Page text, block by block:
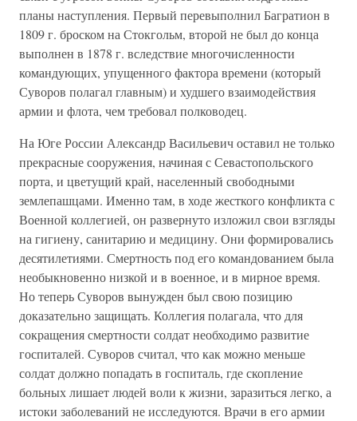
планы наступления. Первый перевыполнил Багратион в
1809 г. броском на Стокгольм, второй не был до конца
выполнен в 1878 г. вследствие многочисленности
командующих, упущенного фактора времени (который
Суворов полагал главным) и худшего взаимодействия
армии и флота, чем требовал полководец.
На Юге России Александр Васильевич оставил не только
прекрасные сооружения, начиная с Севастопольского
порта, и цветущий край, населенный свободными
землепашцами. Именно там, в ходе жесткого конфликта с
Военной коллегией, он развернуто изложил свои взгляды
на гигиену, санитарию и медицину. Они формировались
десятилетиями. Смертность под его командованием была
необыкновенно низкой и в военное, и в мирное время.
Но теперь Суворов вынужден был свою позицию
доказательно защищать. Коллегия полагала, что для
сокращения смертности солдат необходимо развитие
госпиталей. Суворов считал, что как можно меньше
солдат должно попадать в госпиталь, где скопление
больных лишает людей воли к жизни, заразиться легко, а
истоки заболеваний не исследуются. Врачи в его армии